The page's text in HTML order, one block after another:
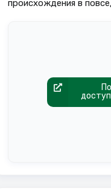
происхождения в